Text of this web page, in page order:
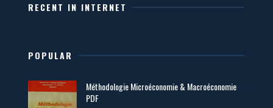
RECENT IN INTERNET
POPULAR
Méthodologie Microéconomie & Macroéconomie
PDF